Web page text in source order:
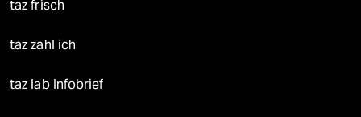
taz frisch
taz zahl ich
taz lab Infobrief